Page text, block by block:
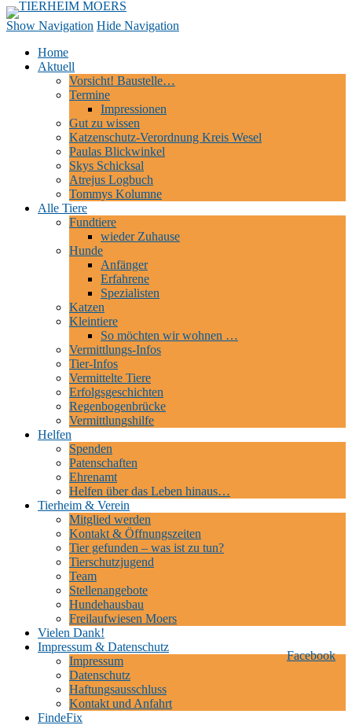
Tierheim | Hundepension | Tierschutz | Moers
Facebook
Show Navigation Hide Navigation
Home
Aktuell
Vorsicht! Baustelle…
Termine
Impressionen
Gut zu wissen
Katzenschutz-Verordnung Kreis Wesel
Paulas Blickwinkel
Skys Schicksal
Atrejus Logbuch
Tommys Kolumne
Alle Tiere
Fundtiere
wieder Zuhause
Hunde
Anfänger
Erfahrene
Spezialisten
Katzen
Kleintiere
So möchten wir wohnen …
Vermittlungs-Infos
Tier-Infos
Vermittelte Tiere
Erfolgsgeschichten
Regenbogenbrücke
Vermittlungshilfe
Helfen
Spenden
Patenschaften
Ehrenamt
Helfen über das Leben hinaus…
Tierheim & Verein
Mitglied werden
Kontakt & Öffnungszeiten
Tier gefunden – was ist zu tun?
Tierschutzjugend
Team
Stellenangebote
Hundehausbau
Freilaufwiesen Moers
Vielen Dank!
Impressum & Datenschutz
Impressum
Datenschutz
Haftungsausschluss
Kontakt und Anfahrt
FindeFix